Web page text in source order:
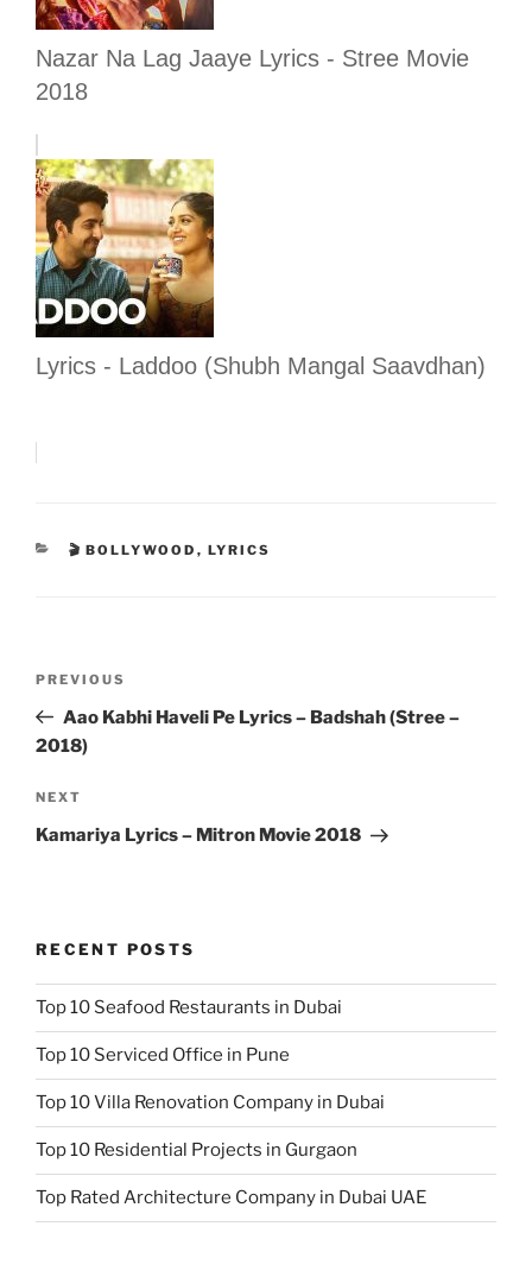
Nazar Na Lag Jaaye Lyrics - Stree Movie
2018
Lyrics - Laddoo (Shubh Mangal Saavdhan)
CATEGORIES
🎬 BOLLYWOOD , LYRICS
Previous
Post
PREVIOUS
Aao Kabhi Haveli Pe Lyrics – Badshah (Stree –
2018)
Next
Post
NEXT
Kamariya Lyrics – Mitron Movie 2018
RECENT POSTS
Top 10 Seafood Restaurants in Dubai
Top 10 Serviced Office in Pune
Top 10 Villa Renovation Company in Dubai
Top 10 Residential Projects in Gurgaon
Top Rated Architecture Company in Dubai UAE